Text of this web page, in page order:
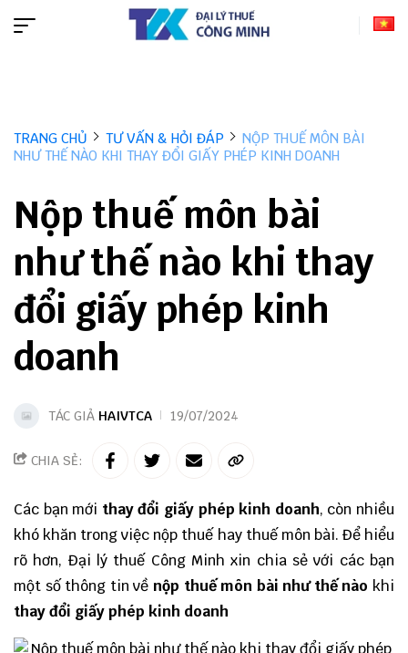
TRANG CHỦ TƯ VẤN & HỎI ĐÁP
NỘP THUẾ MÔN BÀI
NHƯ THẾ NÀO KHI THAY ĐỔI GIẤY PHÉP KINH DOANH
Nộp thuế môn bài
như thế nào khi thay
đổi giấy phép kinh
doanh
TÁC GIẢ HAIVTCA 19/07/2024
CHIA SẺ:
Các bạn mới thay đổi giấy phép kinh doanh, còn nhiều
khó khăn trong việc nộp thuế hay thuế môn bài. Để hiểu
rõ hơn, Đại lý thuế Công Minh xin chia sẻ với các bạn
một số thông tin về nộp thuế môn bài như thế nào khi
thay đổi giấy phép kinh doanh